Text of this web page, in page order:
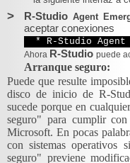
> R-Studio Agent
aceptar conexiones
* R-Studio
Ahora R-Studio puede
Arranque seguro:
Puede que resulte
disco de inicio de R-
sucede porque en
seguro" para cumplir
Microsoft. En pocas
con sistemas operativos
seguro" previene